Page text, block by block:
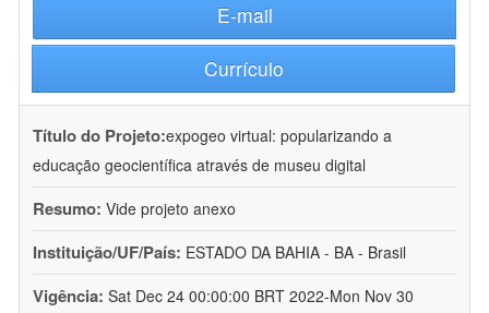
E-mail
Currículo
Título do Projeto:expogeo virtual: popularizando a
educação geocientífica através de museu digital
Resumo: Vide projeto anexo
Instituição/UF/País: ESTADO DA BAHIA - BA - Brasil
Vigência: Sat Dec 24 00:00:00 BRT 2022-Mon Nov 30